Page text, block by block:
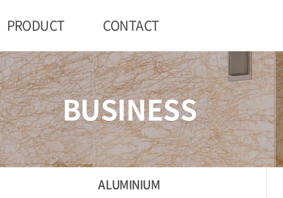
PRODUCT CONTACT
BUSINESS
ALUMINIUM